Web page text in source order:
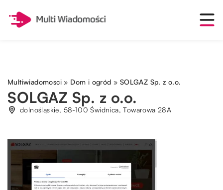
Multiwiadomosci » Dom i ogród » SOLGAZ Sp. z o.o.
SOLGAZ Sp. z o.o.
dolnośląskie, 58-100 Świdnica, Towarowa 28A